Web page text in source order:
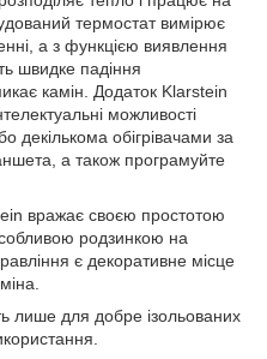
термостат вимірює
а з функцією виявлення
швидке падіння
камін. Додаток Klarstein
можливості
декількома обігрівачами за
а також програмуйте
вражає своєю простотою
родзинкою на
є декоративне місце
лише для добре ізольованих